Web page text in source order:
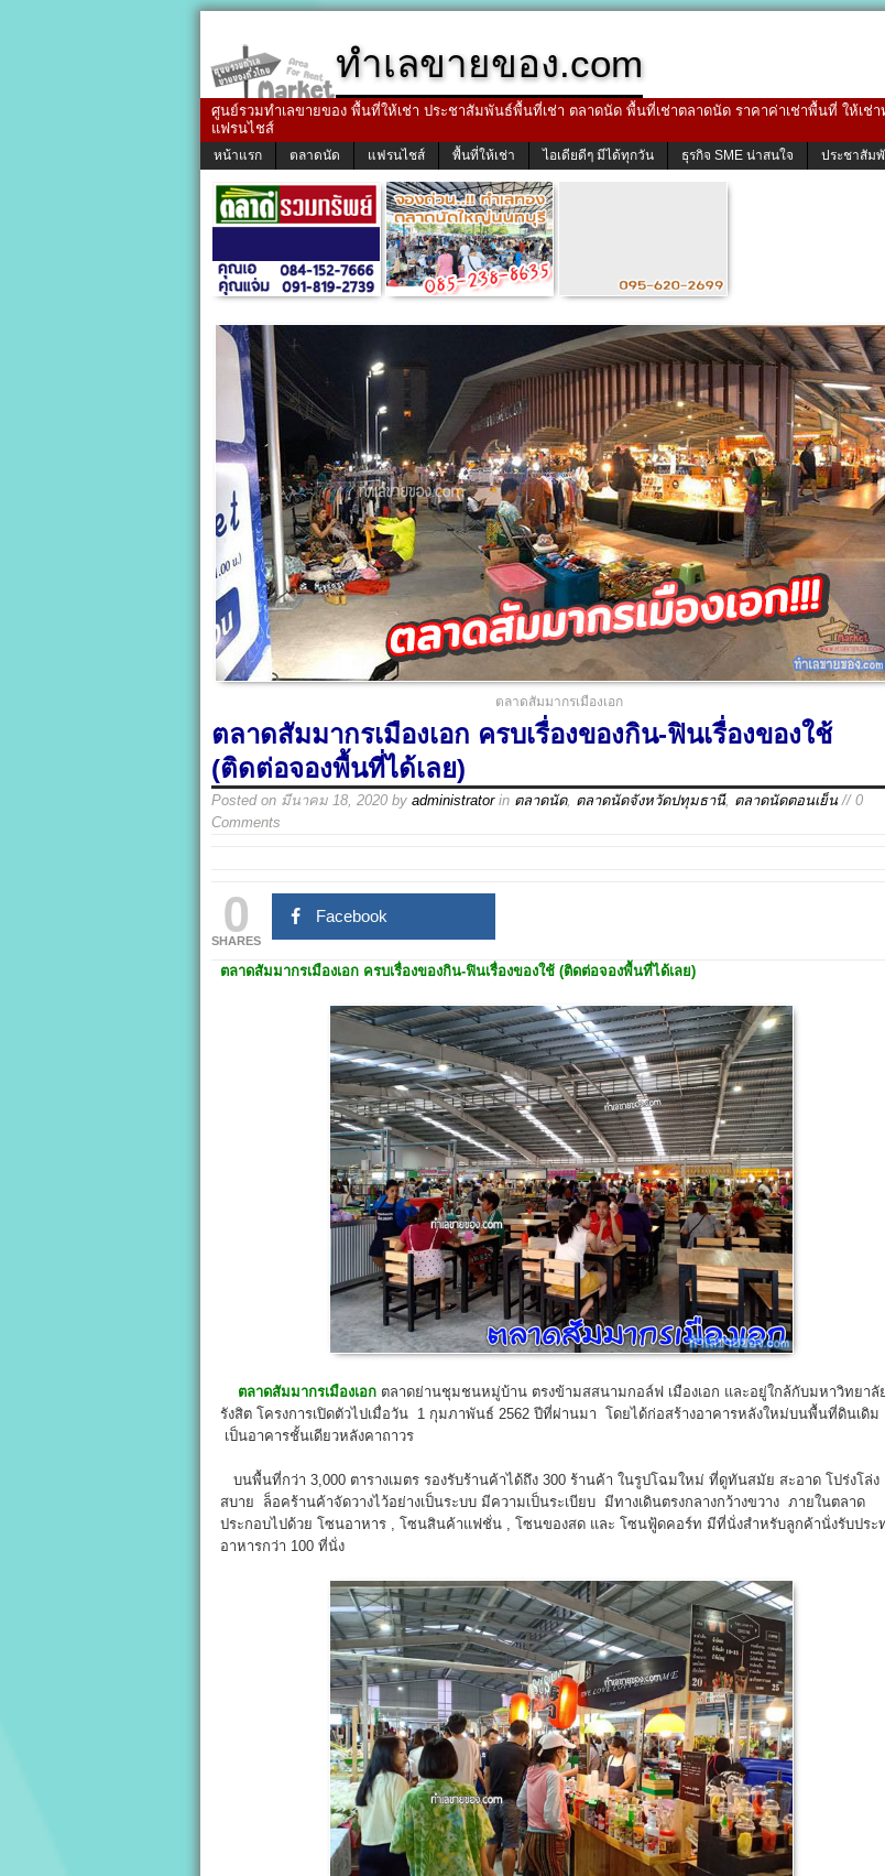
ทำเลขายของ.com
ศูนย์รวมทำเลขายของ พื้นที่ให้เช่า ประชาสัมพันธ์พื้นที่เช่า ตลาดนัด พื้นที่เช่าตลาดนัด ราคาค่าเช่าพื้นที่ ให้เช่
แฟรนไชส์
หน้าแรก ตลาดนัด แฟรนไชส์ พื้นที่ให้เช่า ไอเดียดีๆ มีได้ทุกวัน ธุรกิจ SME น่าสนใจ ประชาสัม
ตลาดสัมมากรเมืองเอก
ตลาดสัมมากรเมืองเอก ครบเรื่องของกิน-ฟินเรื่องของใช้
(ติดต่อจองพื้นที่ได้เลย)
Posted on มีนาคม 18, 2020 by administratorin ตลาดนัด, ตลาดนัดจังหวัดปทุมธานี, ตลาดนัดตอนเย็น // 0
Comments
0
SHARES
Facebook
ตลาดสัมมากรเมืองเอก ครบเรื่องของกิน-ฟินเรื่องของใช้ (ติดต่อจองพื้นที่ได้เลย)
ตลาดสัมมากรเมืองเอก ตลาดย่านชุมชนหมู่บ้าน ตรงข้ามสสนามกอล์ฟ เมืองเอก และอยู่ใกล้กับมหาวิทยาลั
รังสิต โครงการเปิดตัวไปเมื่อวัน 1 กุมภาพันธ์ 2562 ปีที่ผ่านมา โดยได้ก่อสร้างอาคารหลังใหม่บนพื้นที่ดินเดิม
เป็นอาคารชั้นเดียวหลังคาถาวร
บนพื้นที่กว่า 3,000 ตารางเมตร รองรับร้านค้าได้ถึง 300 ร้านค้า ในรูปโฉมใหม่ ที่ดูทันสมัย สะอาด โปร่งโล่ง
สบาย ล็อคร้านค้าจัดวางไว้อย่างเป็นระบบ มีความเป็นระเบียบ มีทางเดินตรงกลางกว้างขวาง ภายในตลาด
ประกอบไปด้วย โซนอาหาร , โซนสินค้าแฟชั่น , โซนของสด และ โซนฟู้ดคอร์ท มีที่นั่งสำหรับลูกค้านั่งรับประ
อาหารกว่า 100 ที่นั่ง